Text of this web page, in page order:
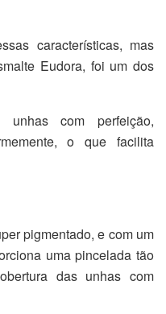
características, mas
Eudora, foi um dos
com perfeição,
o que facilita
pigmentado, e com um
uma pincelada tão
das unhas com